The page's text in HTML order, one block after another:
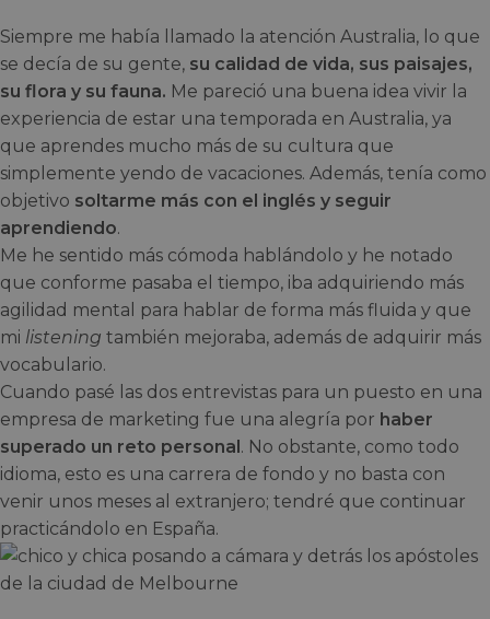
Siempre me había llamado la atención Australia, lo que
se decía de su gente, su calidad de vida, sus paisajes,
su flora y su fauna. Me pareció una buena idea vivir la
experiencia de estar una temporada en Australia, ya
que aprendes mucho más de su cultura que
simplemente yendo de vacaciones. Además, tenía como
objetivo soltarme más con el inglés y seguir
aprendiendo.
Me he sentido más cómoda hablándolo y he notado
que conforme pasaba el tiempo, iba adquiriendo más
agilidad mental para hablar de forma más fluida y que
mi listening también mejoraba, además de adquirir más
vocabulario.
Cuando pasé las dos entrevistas para un puesto en una
empresa de marketing fue una alegría por haber
superado un reto personal. No obstante, como todo
idioma, esto es una carrera de fondo y no basta con
venir unos meses al extranjero; tendré que continuar
practicándolo en España.